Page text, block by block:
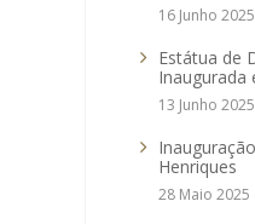
16 Junho 2025
Estátua de
Inaugurada
13 Junho 2025
Henriques
28 Maio 2025